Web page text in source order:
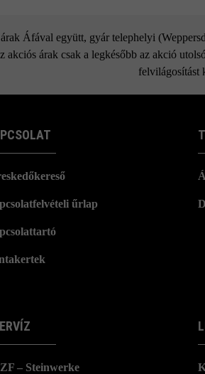
Áfával együtt, gyár telephelyi
árak csak a legkésőbb az akció
felvilágosítást
űrlap
– Steinwerke